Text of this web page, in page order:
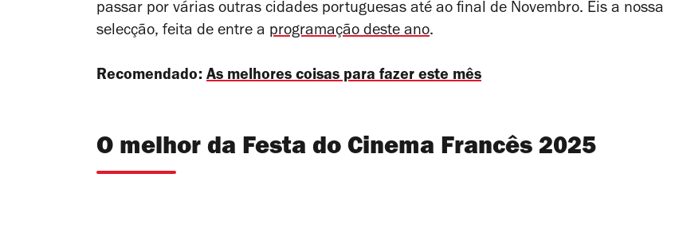
passar por várias outras cidades portuguesas até ao final de Novembro. Eis a nossa
selecção, feita de entre a programação deste ano.
Recomendado: As melhores coisas para fazer este mês
O melhor da Festa do Cinema Francês 2025